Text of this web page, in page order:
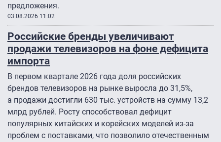
предложения.
03.08.2026 11:02
Российские бренды увеличивают
продажи телевизоров на фоне дефицита
импорта
В первом квартале 2026 года доля российских
брендов телевизоров на рынке выросла до 31,5%,
а продажи достигли 630 тыс. устройств на сумму 13,2
млрд рублей. Росту способствовал дефицит
популярных китайских и корейских моделей из-за
проблем с поставками, что позволило отечественным